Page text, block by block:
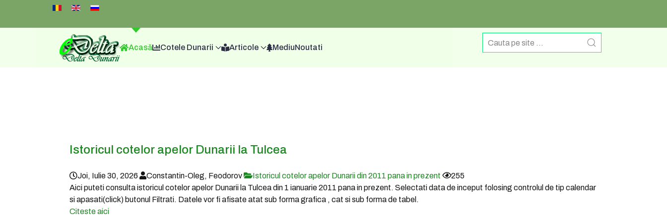
Select your language
Acasă Cotele Dunarii Articole MediuNoutati
Istoricul cotelor apelor Dunarii la Tulcea
Joi, Iulie 30, 2026 Constantin-Oleg, Feodorov Istoricul cotelor apelor Dunarii din 2011 pana in prezent
255
Aici puteti consulta istoricul cotelor apelor Dunarii la Tulcea din 1 ianuarie 2011 pana in prezent. Selectati data de inceput folosing controlul de tip calendar
si apasati(click) butonul Filtrati. Datele vor fi afisate atat sub forma grafica , cat si sub forma de tabel.
Citeste aici